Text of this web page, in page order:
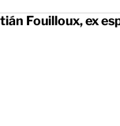
Fouilloux, ex